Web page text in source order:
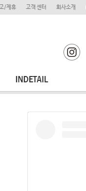
/제휴 고객 센터 회사소개